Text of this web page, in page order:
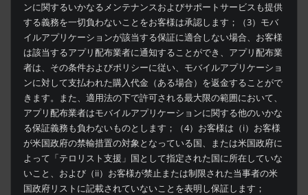
ンに関するいかなるメンテナンスおよびサポートサービスも提供
する義務を一切負わないことをお客様は承認します；（3）モバ
イルアプリケーションが該当する保証に適合しない場合、お客様
は該当するアプリ配布業者に通知することができ、アプリ配布業
者は、その条件およびポリシーに従い、モバイルアプリケーショ
ンに対して支払われた購入代金（ある場合）を返金することがで
きます。また、適用法の下で許可される最大限の範囲において、
アプリ配布業者はモバイルアプリケーションに関する他のいかな
る保証義務も負わないものとします；（4）お客様は（i）お客様
が米国政府の禁輸措置の対象となっている国、または米国政府に
よって「テロリスト支援」国として指定された国に所在していな
いこと、および（ii）お客様が禁止または制限された当事者の米
国政府リストに記載されていないことを表明し保証します；